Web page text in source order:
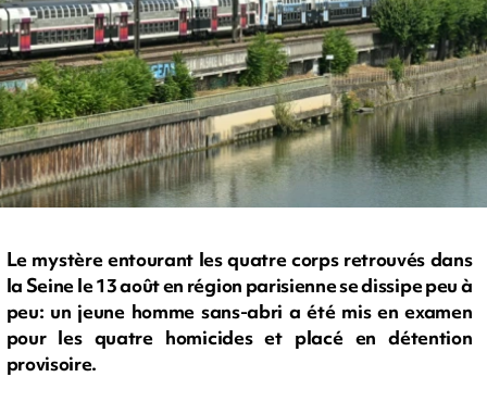
Le mystère entourant les quatre corps retrouvés dans
la Seine le 13 août en région parisienne se dissipe peu à
peu: un jeune homme sans-abri a été mis en examen
pour les quatre homicides et placé en détention
provisoire.